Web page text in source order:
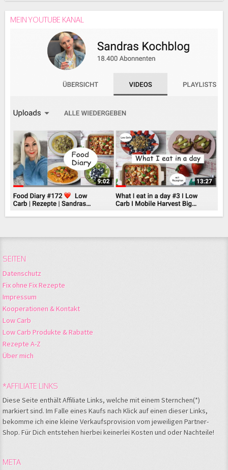
MEIN YOUTUBE KANAL
SEITEN
Datenschutz
Fix ohne Fix Rezepte
Impressum
Kooperationen & Kontakt
Low Carb
Low Carb Produkte & Rabatte
Rezepte A-Z
Über mich
*AFFILIATE LINKS
Diese Seite enthält Affiliate Links, welche mit einem Sternchen(*)
markiert sind. Im Falle eines Kaufs nach Klick auf einen dieser Links,
bekomme ich eine kleine Verkaufsprovision vom jeweiligen Partner-
Shop. Für Dich entstehen hierbei keinerlei Kosten und oder Nachteile!
META